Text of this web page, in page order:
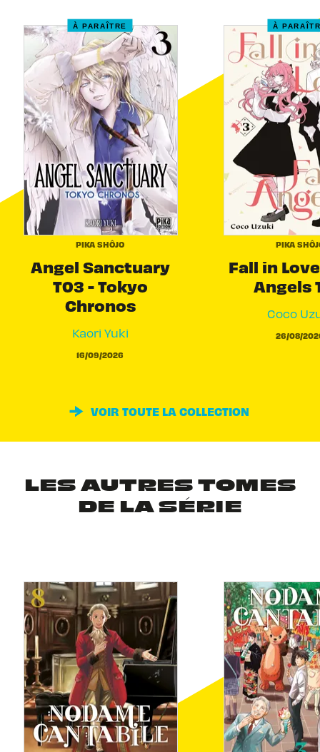
À PARAÎTRE
PIKA SHÔJO
Angel Sanctuary
T03 - Tokyo
Chronos
Kaori Yuki
16/09/2026
À
PIKA
Fall in
Angels
Coco
26/08/
VOIR TOUTE LA COLLECTION
LES AUTRES TOMES
DE LA SÉRIE